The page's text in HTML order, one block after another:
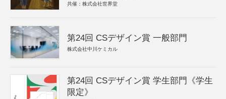
共催：株式会社世界堂
第24回 CSデザイン賞 一般部門
株式会社中川ケミカル
第24回 CSデザイン賞 学生部門《学生
限定》